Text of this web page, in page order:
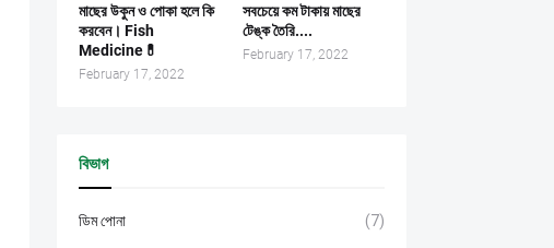
মাছের উকুন ও পোকা হলে কি
করবেন। Fish
Medicine💊
February 17, 2022
সবচেয়ে কম টাকায় মাছের
টেঙ্ক তৈরি....
February 17, 2022
বিভাগ
ডিম পোনা (7)